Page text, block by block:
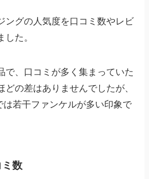
ングの人気度を口コミ数やレビ
した。
で、口コミが多く集まっていた
どの差はありませんでしたが、
は若干ファンケルが多い印象で
数